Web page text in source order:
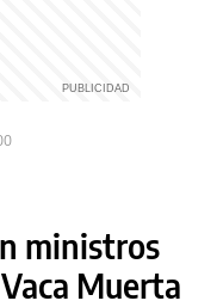
ministros
Muerta